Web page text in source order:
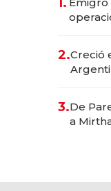
2.Creció
las
3.De
a